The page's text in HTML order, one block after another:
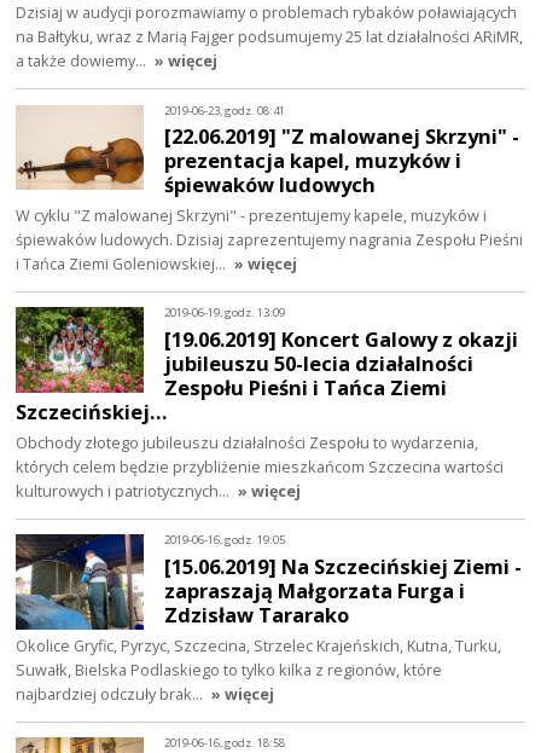
Dzisiaj w audycji porozmawiamy o problemach rybaków poławiających
na Bałtyku, wraz z Marią Fajger podsumujemy 25 lat działalności ARiMR,
a także dowiemy… » więcej
2019-06-23, godz. 08:41
[22.06.2019] "Z malowanej Skrzyni" -
prezentacja kapel, muzyków i
śpiewaków ludowych
W cyklu "Z malowanej Skrzyni" - prezentujemy kapele, muzyków i
śpiewaków ludowych. Dzisiaj zaprezentujemy nagrania Zespołu Pieśni
i Tańca Ziemi Goleniowskiej… » więcej
2019-06-19, godz. 13:09
[19.06.2019] Koncert Galowy z okazji
jubileuszu 50-lecia działalności
Zespołu Pieśni i Tańca Ziemi
Szczecińskiej…
Obchody złotego jubileuszu działalności Zespołu to wydarzenia,
których celem będzie przybliżenie mieszkańcom Szczecina wartości
kulturowych i patriotycznych… » więcej
2019-06-16, godz. 19:05
[15.06.2019] Na Szczecińskiej Ziemi -
zapraszają Małgorzata Furga i
Zdzisław Tararako
Okolice Gryfic, Pyrzyc, Szczecina, Strzelec Krajeńskich, Kutna, Turku,
Suwałk, Bielska Podlaskiego to tylko kilka z regionów, które
najbardziej odczuły brak… » więcej
2019-06-16, godz. 18:58